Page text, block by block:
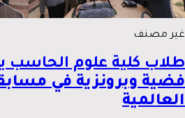
غير مصنف
طلاب كلية علوم
فضية وبرونزية في
العالمية